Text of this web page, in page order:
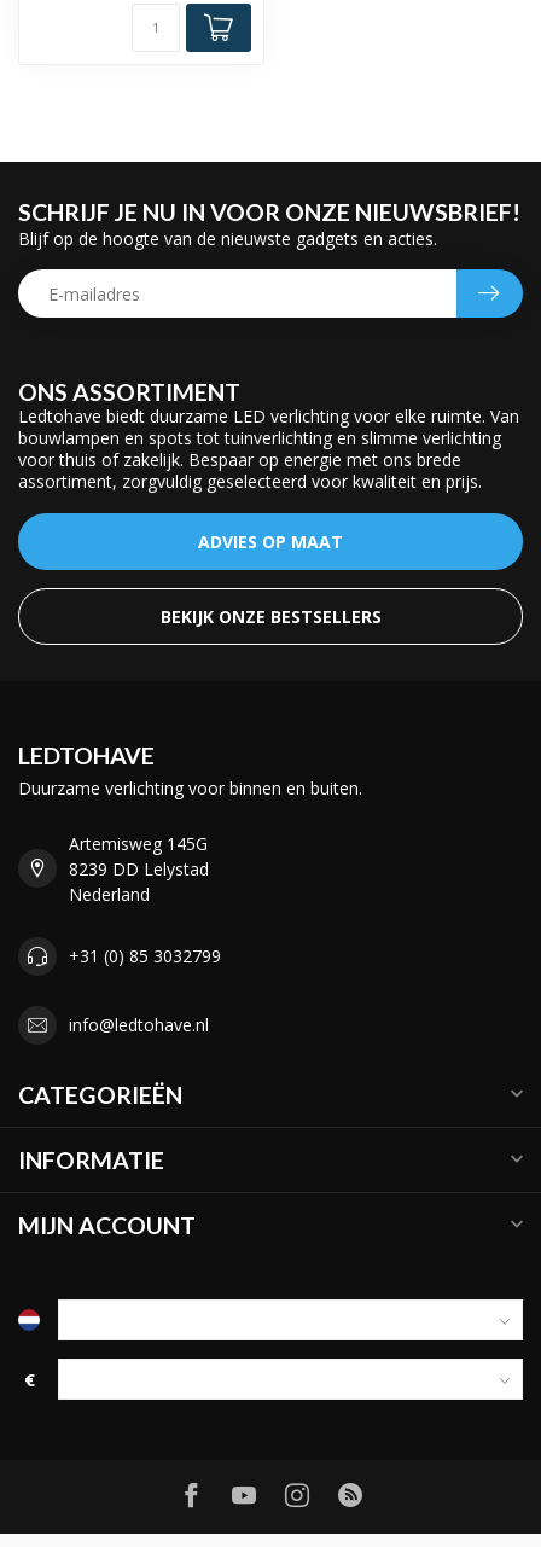
ONS ASSORTIMENT
Ledtohave biedt duurzame LED verlichting voor elke ruimte. Van
bouwlampen en spots tot tuinverlichting en slimme verlichting
voor thuis of zakelijk. Bespaar op energie met ons brede
assortiment, zorgvuldig geselecteerd voor kwaliteit en prijs.
ADVIES OP MAAT
BEKIJK ONZE BESTSELLERS
SCHRIJF JE NU IN VOOR ONZE NIEUWSBRIEF!
Blijf op de hoogte van de nieuwste gadgets en acties.
LEDTOHAVE
Duurzame verlichting voor binnen en buiten.
Artemisweg 145G
8239 DD Lelystad
Nederland
+31 (0) 85 3032799
info@ledtohave.nl
CATEGORIEËN
INFORMATIE
MIJN ACCOUNT
€